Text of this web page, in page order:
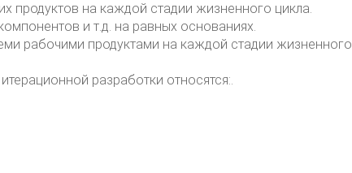
продуктов на каждой стадии жизненного цикла.
и т.д. на равных основаниях.
рабочими продуктами на каждой стадии жизненного
разработки относятся:.